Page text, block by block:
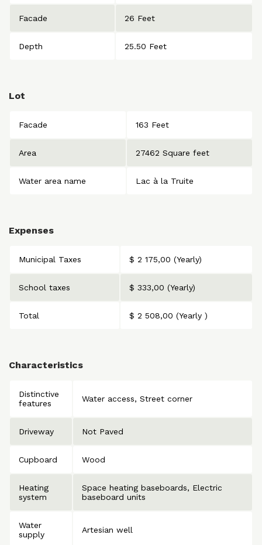
Facade 26 Feet
Depth 25.50 Feet
Lot
Facade 163 Feet
Area 27462 Square feet
Water area name Lac à la Truite
Expenses
Municipal Taxes $ 2 175,00 (Yearly)
School taxes $ 333,00 (Yearly)
Total $ 2 508,00 (Yearly )
Characteristics
Distinctive
features
Water access Street corner
Driveway Not Paved
Cupboard Wood
Heating
system
Space heating baseboards
Electric
baseboard units
Water
supply
Artesian well